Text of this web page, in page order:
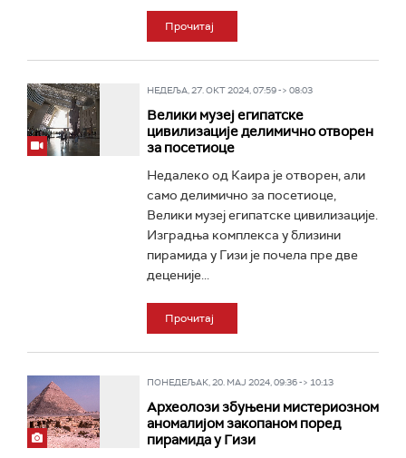
Прочитај
НЕДЕЉА, 27. ОКТ 2024, 07:59 -> 08:03
Велики музеј египатске
цивилизације делимично отворен
за посетиоце
Недалеко од Каира је отворен, али
само делимично за посетиоце,
Велики музеј египатске цивилизације.
Изградња комплекса у близини
пирамида у Гизи је почела пре две
деценије...
Прочитај
ПОНЕДЕЉАК, 20. МАЈ 2024, 09:36 -> 10:13
Археолози збуњени мистериозном
аномалијом закопаном поред
пирамида у Гизи